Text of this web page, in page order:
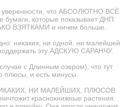
уверенности, что АБСОЛЮТНО ВСЁ
которые показывает ДНП
ВЗЯТКАМИ и ничем больше.
никаких, ни одной, ни малейшей
эту АДСКУЮ САРАНЧУ.
с Длинным озером), что тут
плюсы, и есть минусы.
НИ МАЛЕЙШИХ, ПЛЮСОВ.
краснокнижные растения.